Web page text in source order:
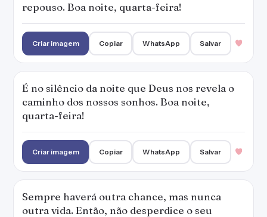
repouso. Boa noite, quarta-feira!
Criar imagem Copiar WhatsApp Salvar
É no silêncio da noite que Deus nos revela o
caminho dos nossos sonhos. Boa noite,
quarta-feira!
Criar imagem Copiar WhatsApp Salvar
Sempre haverá outra chance, mas nunca
outra vida. Então, não desperdice o seu